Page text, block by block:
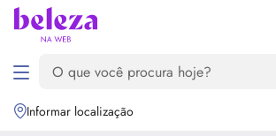
Informar localização